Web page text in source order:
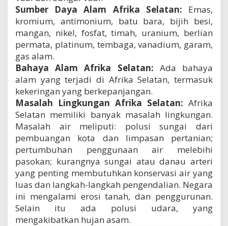
Sumber Daya Alam Afrika Selatan: Emas,
kromium, antimonium, batu bara, bijih besi,
mangan, nikel, fosfat, timah, uranium, berlian
permata, platinum, tembaga, vanadium, garam,
gas alam.
Bahaya Alam Afrika Selatan: Ada bahaya
alam yang terjadi di Afrika Selatan, termasuk
kekeringan yang berkepanjangan.
Masalah Lingkungan Afrika Selatan: Afrika
Selatan memiliki banyak masalah lingkungan.
Masalah air meliputi: polusi sungai dari
pembuangan kota dan limpasan pertanian;
pertumbuhan penggunaan air melebihi
pasokan; kurangnya sungai atau danau arteri
yang penting membutuhkan konservasi air yang
luas dan langkah-langkah pengendalian. Negara
ini mengalami erosi tanah, dan penggurunan.
Selain itu ada polusi udara, yang
mengakibatkan hujan asam.